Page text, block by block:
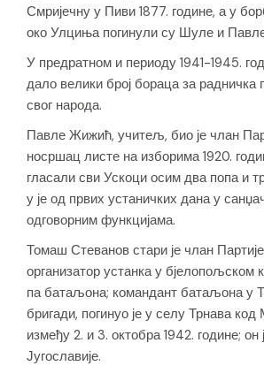
Смријечну у Пиви 1877. године, а у
око Улциња погинули су Шуле и Павле
У предратном и периоду 1941-1945.
дало велики број бораца за радничка
свог народа.
Павле Жижић, учитељ, био је члан
носршац листе на изборима 1920.
гласали сви Ускоци осим два попа и
у је од првих устаничких дана у
одговорним функцијама.
Томаш Стеванов стари је члан
организатор устанка у бјелопољском
па батаљона; командант батаљона у
бригади, погинуо је у селу Трнава
између 2. и 3. октобра 1942. године; он
Југославије.